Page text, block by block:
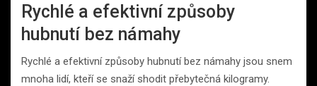
Rychlé a efektivní způsoby
hubnutí bez námahy
Rychlé a efektivní způsoby hubnutí bez námahy jsou snem
mnoha lidí, kteří se snaží shodit přebytečná kilogramy.